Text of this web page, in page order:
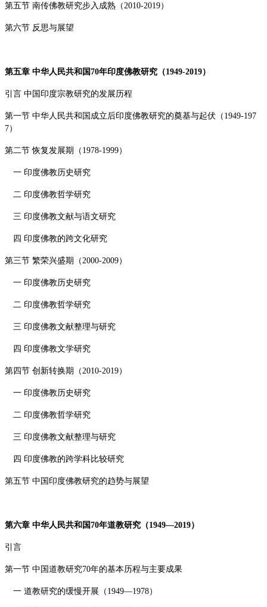
第五节 南传佛教研究步入成熟（ 2010-2019）
第六节 反思与展望
第五章 中华人民共和国70年印度佛教研究（1949-2019）
引言 中国印度宗教研究的发展历程
第一节 中华人民共和国成立后印度佛教研究的奠基与起伏（ 1949-197
7）
第二节 恢复发展期（ 1978-1999）
一 印度佛教历史研究
二 印度佛教哲学研究
三 印度佛教文献与语文研究
四 印度佛教的跨文化研究
第三节 繁荣兴盛期（ 2000-2009）
一 印度佛教历史研究
二 印度佛教哲学研究
三 印度佛教文献整理与研究
四 印度佛教文学研究
第四节 创新转换期（ 2010-2019）
一 印度佛教历史研究
二 印度佛教哲学研究
三 印度佛教文献整理与研究
四 印度佛教的跨学科比较研究
第五节 中国印度佛教研究的趋势与展望
第六章 中华人民共和国70年道教研究（1949—2019）
引言
第一节 中国道教研究70年的基本历程与主要成果
一 道教研究的缓慢开展（ 1949—1978）